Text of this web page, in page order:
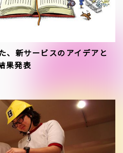
、新サービスのアイデアと
果発表